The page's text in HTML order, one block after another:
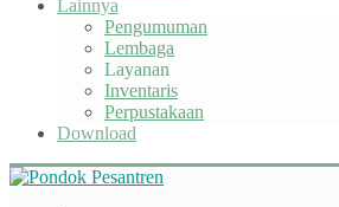
Lainnya
Pengumuman
Lembaga
Layanan
Inventaris
Perpustakaan
Download